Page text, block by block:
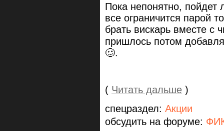
Пока непонятно,
все ограничится парой
брать вискарь вместе с
пришлось потом
🥴.
( Читать дальше )
спецраздел: Акции
обсудить на форуме: